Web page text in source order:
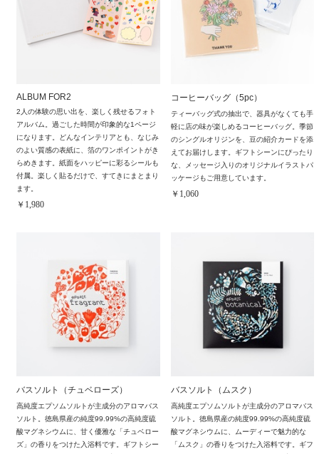
ALBUM FOR2
2人の体験の思い出を、楽しく残せるフォト
アルバム。過ごした時間が印象的な1ページ
になります。どんなインテリアとも、なじみ
のよい質感の表紙に、箔のワンポイントがき
らめきます。紙面をハッピーに彩るシールも
付属。楽しく貼るだけで、すてきにまとまり
ます。
￥1,980
コーヒーバッグ（5pc）
ティーバッグ式の抽出で、器具がなくても手
軽に店の味が楽しめるコーヒーバッグ。季節
のシングルオリジンを、豆の紹介カードを添
えてお届けします。ギフトシーンにぴったり
な、メッセージ入りのオリジナルイラストパ
ッケージもご用意しています。
￥1,060
バスソルト（チュベローズ）
高純度エプソムソルトが主成分のアロマバス
ソルト。徳島県産の純度99.99%の高純度硫
酸マグネシウムに、甘く優雅な「チュベロー
ズ」の香りをつけた入浴料です。ギフトシー
バスソルト（ムスク）
高純度エプソムソルトが主成分のアロマバス
ソルト。徳島県産の純度99.99%の高純度硫
酸マグネシウムに、ムーディーで魅力的な
「ムスク」の香りをつけた入浴料です。ギフ